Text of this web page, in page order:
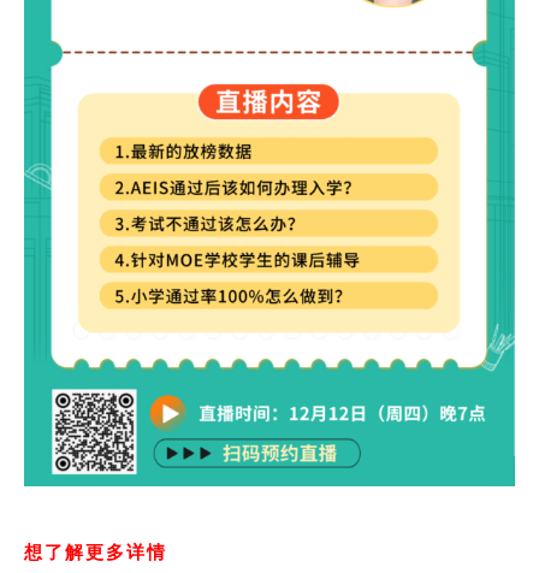
想了解更多详情